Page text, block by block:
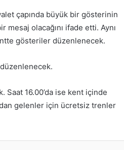
çapında büyük bir gösterinin
olacağını ifade etti. Aynı
gösteriler düzenlenecek.
Saat 16.00’da ise kent içinde
gelenler için ücretsiz trenler